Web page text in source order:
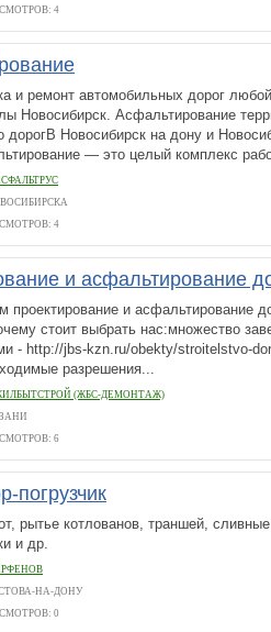
4
и ремонт автомобильных дорог
Новосибирск. Асфальтирование
дорогВ Новосибирск на дону и
— это целый комплекс
4
и асфальтирование
проектирование и асфальтирование
стоит выбрать нас:множество
- http://jbs-kzn.ru/obekty/stroitelstvo-
разрешения...
(ЖБС-ДЕМОНТАЖ)
6
погрузчик
рытье котлованов, траншей,
и др.
НА-ДОНУ
0